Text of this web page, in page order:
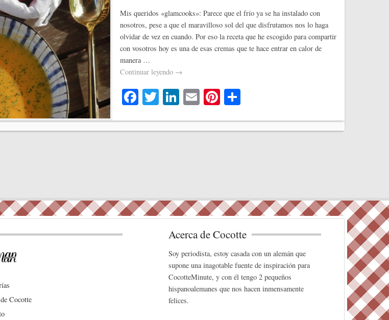
Mis queridos «glamcooks»: Parece que el frío ya se ha instalado con
nosotros, pese a que el maravilloso sol del que disfrutamos nos lo haga
olvidar de vez en cuando. Por eso la receta que he escogido para compartir
con vosotros hoy es una de esas cremas que te hace entrar en calor de
manera …
Continuar leyendo →
Fa
bo
T
tte
Li
ed
E
ail
Pi
er m
Cocotte
Acerca de Cocotte
Soy periodista, estoy casada con un alemán que
supone una inagotable fuente de inspiración para
CocotteMinute, y con él tengo 2 pequeños
hispanoalemanes que nos hacen inmensamente
felices.